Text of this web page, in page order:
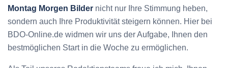
Montag Morgen Bilder nicht nur Ihre Stimmung heben,
sondern auch Ihre Produktivität steigern können. Hier bei
BDO-Online.de widmen wir uns der Aufgabe, Ihnen den
bestmöglichen Start in die Woche zu ermöglichen.